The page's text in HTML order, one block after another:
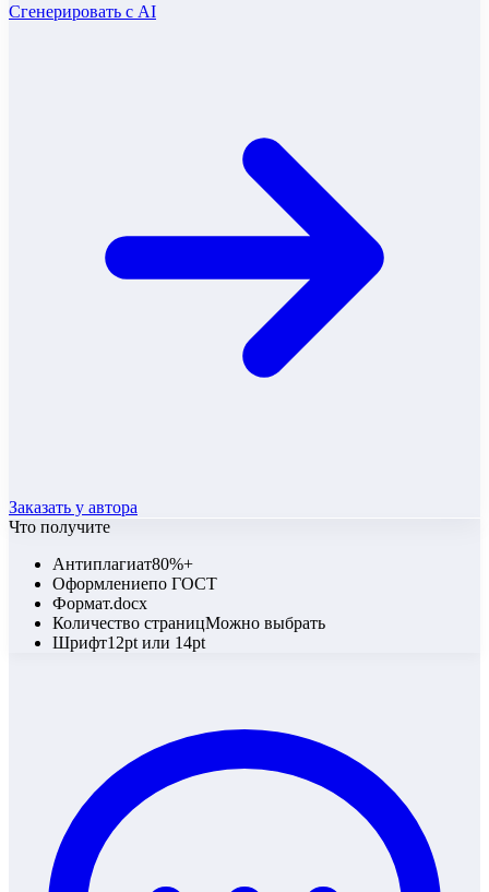
Сгенерировать с AI
Заказать у автора
Что получите
Антиплагиат80%+
Оформлениепо ГОСТ
Формат.docx
Количество страницМожно выбрать
Шрифт12pt или 14pt